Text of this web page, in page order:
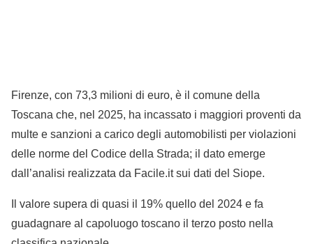
Firenze, con 73,3 milioni di euro, è il comune della
Toscana che, nel 2025, ha incassato i maggiori proventi da
multe e sanzioni a carico degli automobilisti per violazioni
delle norme del Codice della Strada; il dato emerge
dall’analisi realizzata da Facile.it sui dati del Siope.
Il valore supera di quasi il 19% quello del 2024 e fa
guadagnare al capoluogo toscano il terzo posto nella